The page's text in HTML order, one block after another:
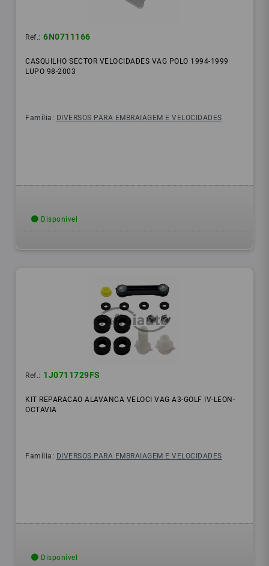
Ref.: 6N0711166
CASQUILHO SECTOR VELOCIDADES VAG POLO 1994-1999
LUPO 98-2003
Família: DIVERSOS PARA EMBRAIAGEM E VELOCIDADES
Disponível
Ref.: 1J0711729FS
KIT REPARACAO ALAVANCA VELOCI VAG A3-GOLF IV-LEON-
OCTAVIA
Família: DIVERSOS PARA EMBRAIAGEM E VELOCIDADES
Disponível